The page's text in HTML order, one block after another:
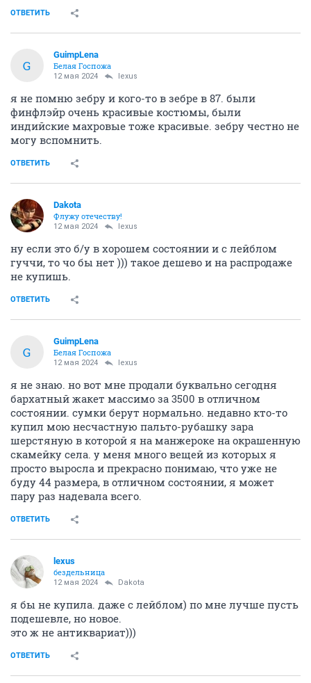
ОТВЕТИТЬ
G
GuimpLena
Белая Госпожа
12 мая 2024 lexus
я не помню зебру и кого-то в зебре в 87. были
финфлэйр очень красивые костюмы, были
индийские махровые тоже красивые. зебру честно не
могу вспомнить.
ОТВЕТИТЬ
Dаkota
Флужу отечеству!
12 мая 2024 lexus
ну если это б/у в хорошем состоянии и с лейблом
гуччи, то чо бы нет ))) такое дешево и на распродаже
не купишь.
ОТВЕТИТЬ
G
GuimpLena
Белая Госпожа
12 мая 2024 lexus
я не знаю. но вот мне продали буквально сегодня
бархатный жакет массимо за 3500 в отличном
состоянии. сумки берут нормально. недавно кто-то
купил мою несчастную пальто-рубашку зара
шерстяную в которой я на манжероке на окрашенную
скамейку села. у меня много вещей из которых я
просто выросла и прекрасно понимаю, что уже не
буду 44 размера, в отличном состоянии, я может
пару раз надевала всего.
ОТВЕТИТЬ
lexus
бездельница
12 мая 2024 Dаkota
я бы не купила. даже с лейблом) по мне лучше пусть
подешевле, но новое.
это ж не антиквариат)))
ОТВЕТИТЬ